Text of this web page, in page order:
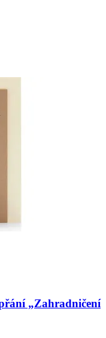
„Zahradničení